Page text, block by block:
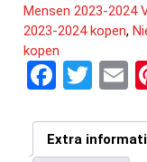
Mensen 2023-2024
2023-2024 kopen,
kopen
F
ce
T
tt
E
Extra